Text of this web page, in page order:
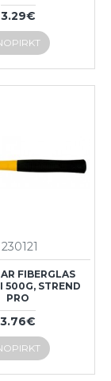
3.29€
230121
FIBERGLAS
500G, STREND
PRO
3.76€